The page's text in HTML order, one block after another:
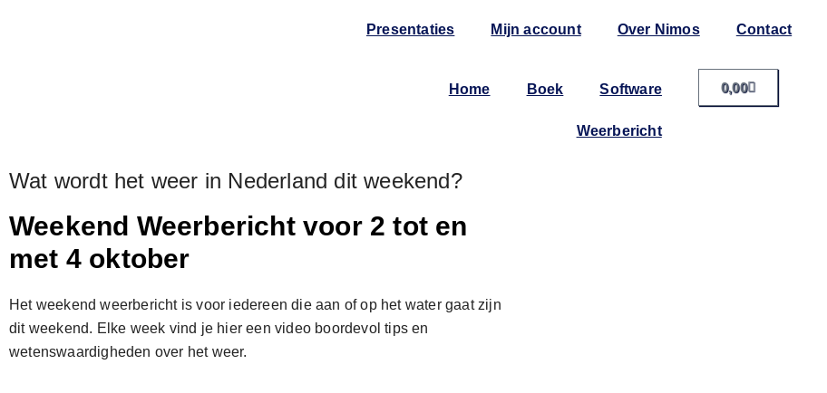
Presentaties Mijn account Over Nimos Contact
Home Boek Software
Weerbericht
0,00
Wat wordt het weer in Nederland dit weekend?
Weekend Weerbericht voor 2 tot en
met 4 oktober
Het weekend weerbericht is voor iedereen die aan of op het water gaat zijn
dit weekend. Elke week vind je hier een video boordevol tips en
wetenswaardigheden over het weer.